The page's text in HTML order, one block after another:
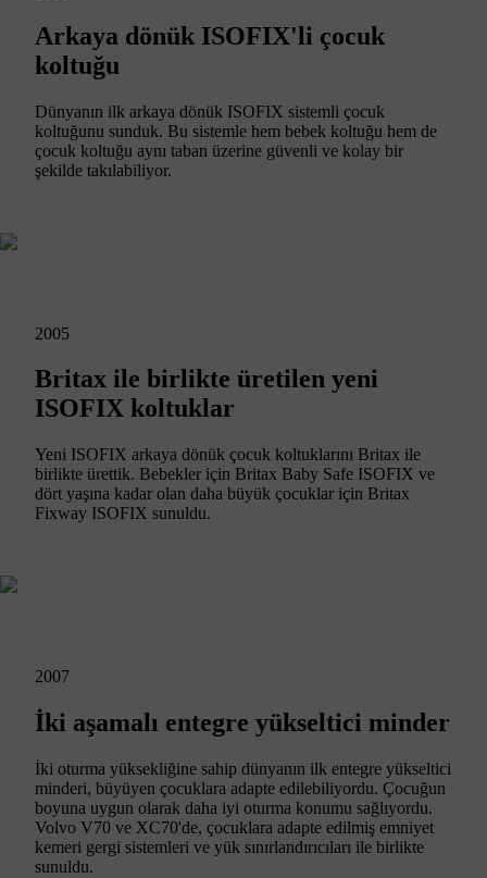
Arkaya dönük ISOFIX'li çocuk
koltuğu
Dünyanın ilk arkaya dönük ISOFIX sistemli çocuk
koltuğunu sunduk. Bu sistemle hem bebek koltuğu hem de
çocuk koltuğu aynı taban üzerine güvenli ve kolay bir
şekilde takılabiliyor.
2005
Britax ile birlikte üretilen yeni
ISOFIX koltuklar
Yeni ISOFIX arkaya dönük çocuk koltuklarını Britax ile
birlikte ürettik. Bebekler için Britax Baby Safe ISOFIX ve
dört yaşına kadar olan daha büyük çocuklar için Britax
Fixway ISOFIX sunuldu.
2007
İki aşamalı entegre yükseltici minder
İki oturma yüksekliğine sahip dünyanın ilk entegre yükseltici
minderi, büyüyen çocuklara adapte edilebiliyordu. Çocuğun
boyuna uygun olarak daha iyi oturma konumu sağlıyordu.
Volvo V70 ve XC70'de, çocuklara adapte edilmiş emniyet
kemeri gergi sistemleri ve yük sınırlandırıcıları ile birlikte
sunuldu.